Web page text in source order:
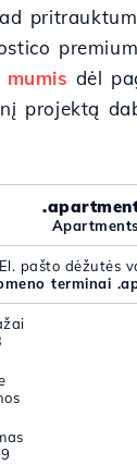
mumis dėl
projektą
Apartments
El. pašto dėžutės
terminai